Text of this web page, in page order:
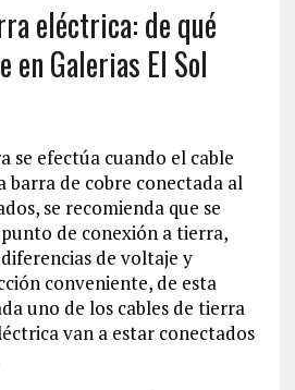
eléctrica: de qué
en Galerias El Sol
se efectúa cuando el cable
barra de cobre conectada al
se recomienda que se
de conexión a tierra,
de voltaje y
conveniente, de esta
uno de los cables de tierra
van a estar conectados